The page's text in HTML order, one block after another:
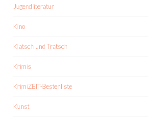
Jugendliteratur
Kino
Klatsch und Tratsch
Krimis
KrimiZEIT-Bestenliste
Kunst